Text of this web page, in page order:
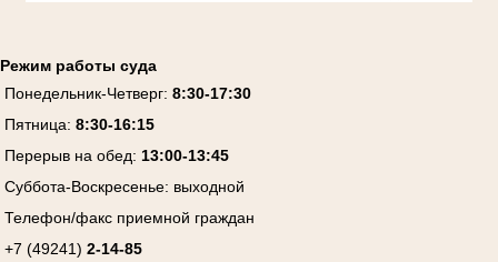
Режим работы суда
Понедельник-Четверг: 8:30-17:30
Пятница: 8:30-16:15
Перерыв на обед: 13:00-13:45
Суббота-Воскресенье: выходной
Телефон/факс приемной граждан
+7 (49241) 2-14-85